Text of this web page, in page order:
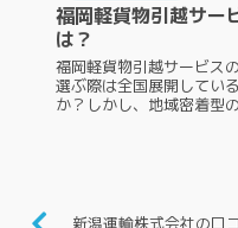
福岡軽貨物引越サー
は？
福岡軽貨物引越サービス
選ぶ際は全国展開してい
か？しかし、地域密着型
新潟運輸株式会社の口